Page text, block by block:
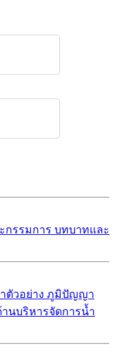
กรรมการ บทบาทและ
ตัวอย่าง ภูมิปัญญา
นบริหารจัดการน้ำ